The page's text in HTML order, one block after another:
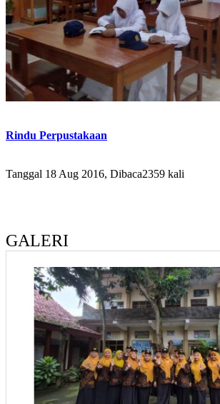
Rindu Perpustakaan
Tanggal 18 Aug 2016, Dibaca2359 kali
GALERI